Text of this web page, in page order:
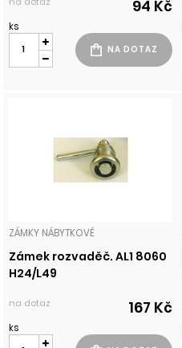
94 Kč
ks
ZÁMKY NÁBYTKOVÉ
Zámek rozvaděč. AL1 8060
H24/L49
na dotaz 167 Kč
ks